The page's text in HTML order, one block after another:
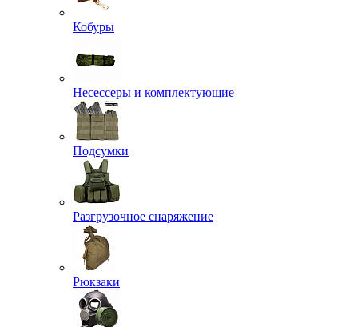
Кобуры
Несессеры и комплектующие
Подсумки
Разгрузочное снаряжение
Рюкзаки